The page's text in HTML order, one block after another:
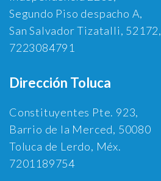
Segundo Piso despacho A,
San Salvador Tizatalli, 52172,
7223084791
Dirección Toluca
Constituyentes Pte. 923,
Barrio de la Merced, 50080
Toluca de Lerdo, Méx.
7201189754